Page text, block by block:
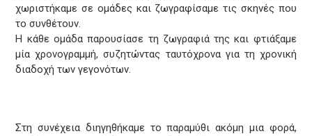
χωριστήκαμε σε ομάδες και ζωγραφίσαμε τις σκηνές που
το συνθέτουν.
Η κάθε ομάδα παρουσίασε τη ζωγραφιά της και φτιάξαμε
μία χρονογραμμή, συζητώντας ταυτόχρονα για τη χρονική
διαδοχή των γεγονότων.
Στη συνέχεια διηγηθήκαμε το παραμύθι ακόμη μια φορά,